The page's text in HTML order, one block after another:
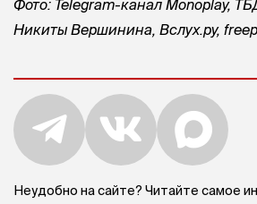
Фото: Telegram-канал Monoplay,
Никиты Вершинина, Вслух.ру,
Неудобно на сайте? Читайте самое